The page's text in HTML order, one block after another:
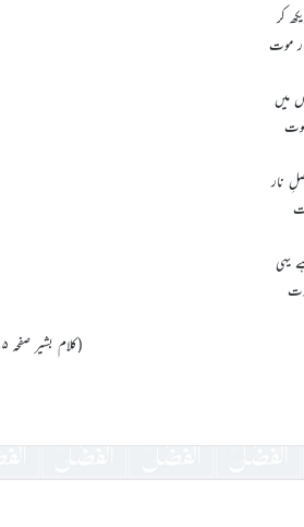
کر
موت
میں
موت
نار
یہی
(کلام بشیر صفحہ ۵، ۶)